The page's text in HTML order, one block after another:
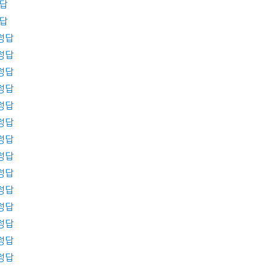
답
답
답
답
답
답
답
답
답
답
답
답
답
답